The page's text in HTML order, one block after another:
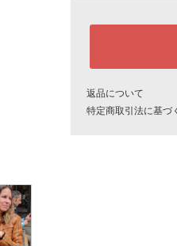
返品について
特定商取引法に基づ